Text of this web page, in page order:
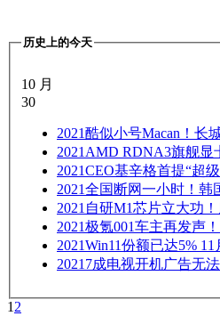
历史上的今天
10 月
30
2021酷似小号Macan！长
2021 AMD RDNA3旗舰显
2021CEO基辛格首提“超
2021全国断网一小时！韩
2021 自研M1芯片立大功
2021极氪001车主再发声
2021Win11份额已达5%
2021 7成电视开机广告无
1 2